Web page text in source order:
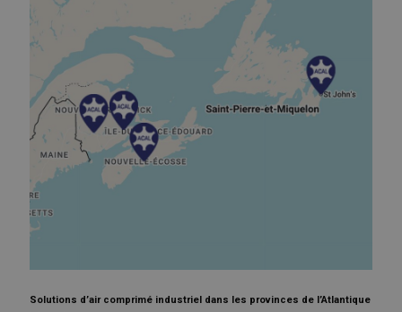
Solutions d’air comprimé industriel dans les provinces de l’Atlantique